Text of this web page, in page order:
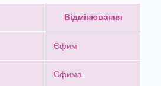
Відмінювання
Єфим
Єфима